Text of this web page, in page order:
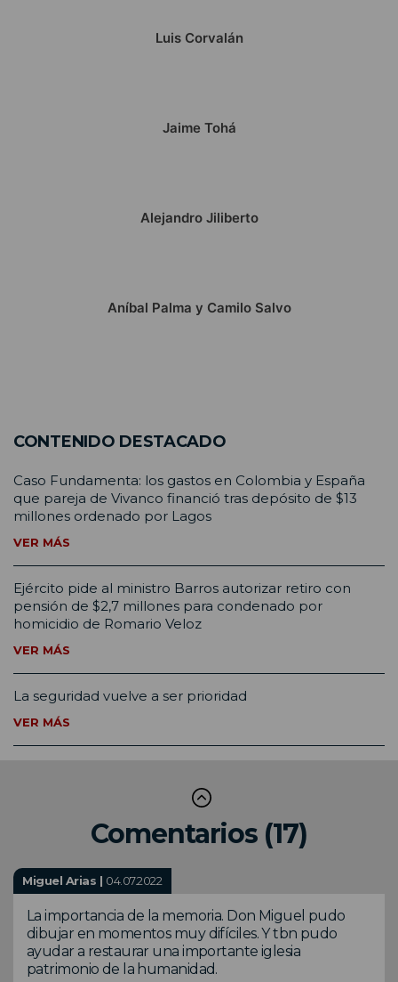
Luis Corvalán
Jaime Tohá
Alejandro Jiliberto
Aníbal Palma y Camilo Salvo
CONTENIDO DESTACADO
Caso Fundamenta: los gastos en Colombia y España
que pareja de Vivanco financió tras depósito de $13
millones ordenado por Lagos
VER MÁS
Ejército pide al ministro Barros autorizar retiro con
pensión de $2,7 millones para condenado por
homicidio de Romario Veloz
VER MÁS
La seguridad vuelve a ser prioridad
VER MÁS
Comentarios (17)
Miguel Arias | 04.07.2022
La importancia de la memoria. Don Miguel pudo
dibujar en momentos muy difíciles. Y tbn pudo
ayudar a restaurar una importante iglesia
patrimonio de la humanidad.